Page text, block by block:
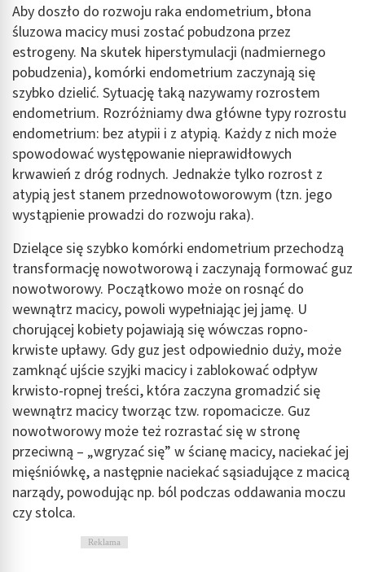
Aby doszło do rozwoju raka endometrium, błona
śluzowa macicy musi zostać pobudzona przez
estrogeny. Na skutek hiperstymulacji (nadmiernego
pobudzenia), komórki endometrium zaczynają się
szybko dzielić. Sytuację taką nazywamy rozrostem
endometrium. Rozróżniamy dwa główne typy rozrostu
endometrium: bez atypii i z atypią. Każdy z nich może
spowodować występowanie nieprawidłowych
krwawień z dróg rodnych. Jednakże tylko rozrost z
atypią jest stanem przednowotoworowym (tzn. jego
wystąpienie prowadzi do rozwoju raka).
Dzielące się szybko komórki endometrium przechodzą
transformację nowotworową i zaczynają formować guz
nowotworowy. Początkowo może on rosnąć do
wewnątrz macicy, powoli wypełniając jej jamę. U
chorującej kobiety pojawiają się wówczas ropno-
krwiste upławy. Gdy guz jest odpowiednio duży, może
zamknąć ujście szyjki macicy i zablokować odpływ
krwisto-ropnej treści, która zaczyna gromadzić się
wewnątrz macicy tworząc tzw. ropomacicze. Guz
nowotworowy może też rozrastać się w stronę
przeciwną – „wgryzać się” w ścianę macicy, naciekać jej
mięśniówkę, a następnie naciekać sąsiadujące z macicą
narządy, powodując np. ból podczas oddawania moczu
czy stolca.
Reklama